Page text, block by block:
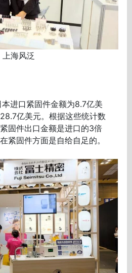
上海风泛
进口紧固件金额为8.7亿美
亿美元。根据这些统计数
固件出口金额是进口的3倍
紧固件方面是自给自足的。